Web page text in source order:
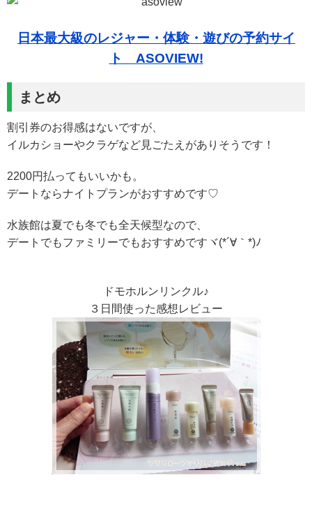
日本最大級のレジャー・体験・遊びの予約サイ
ト ASOVIEW!
まとめ
割引券のお得感はないですが、
イルカショーやクラゲなど見ごたえがありそうです！
2200円払ってもいいかも。
デートならナイトプランがおすすめです♡
水族館は夏でも冬でも全天候型なので、
デートでもファミリーでもおすすめですヾ(*´∀｀*)ﾉ
ドモホルンリンクル♪
３日間使った感想レビュー